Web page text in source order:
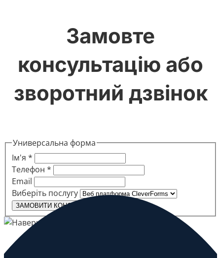
Замовте
консультацію або
зворотний дзвінок
Универсальна форма
Ім'я *
Телефон *
Email
Виберіть послугу
ЗАМОВИТИ КОНСУЛЬТАЦІЮ